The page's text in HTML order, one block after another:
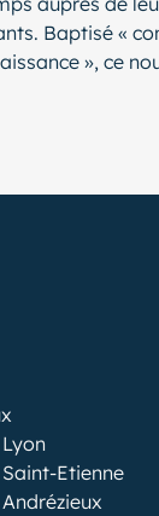
Baptisé «
», ce
Etienne